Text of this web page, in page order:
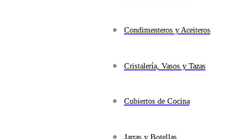
Condimenteros y Aceiteros
Cristalería, Vasos y Tazas
Cubiertos de Cocina
Jarras y Botellas